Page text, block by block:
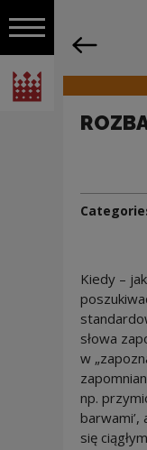
Open navigation
National Centre for
Navigation
Kiedy –
słowa
w
np.
barwami’,
się